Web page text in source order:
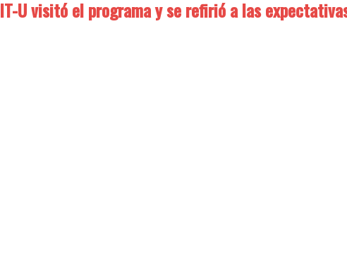
U visitó el programa y se refirió a las